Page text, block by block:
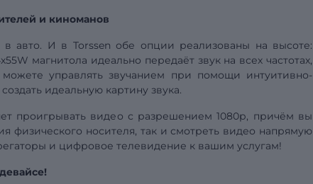
и киноманов
авто. И в Torssen обе опции реализованы на высоте:
магнитола идеально передаёт звук на всех частотах,
управлять звучанием при помощи интуитивно-
идеальную картину звука.
проигрывать видео с разрешением 1080р, причём вы
физического носителя, так и смотреть видео напрямую
и цифровое телевидение к вашим услугам!